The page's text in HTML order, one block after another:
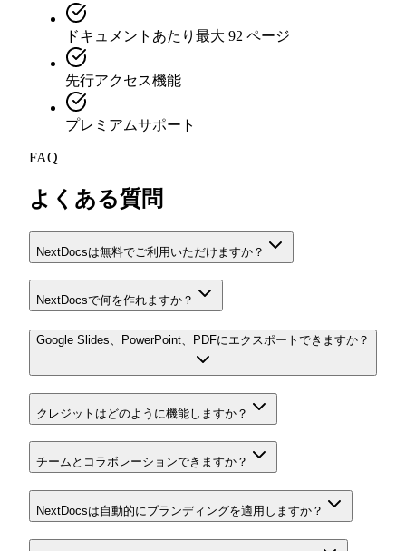
ドキュメントあたり最大 92 ページ
先行アクセス機能
プレミアムサポート
FAQ
よくある質問
NextDocsは無料でご利用いただけますか？
NextDocsで何を作れますか？
Google Slides、PowerPoint、PDFにエクスポートできますか？
クレジットはどのように機能しますか？
チームとコラボレーションできますか？
NextDocsは自動的にブランディングを適用しますか？